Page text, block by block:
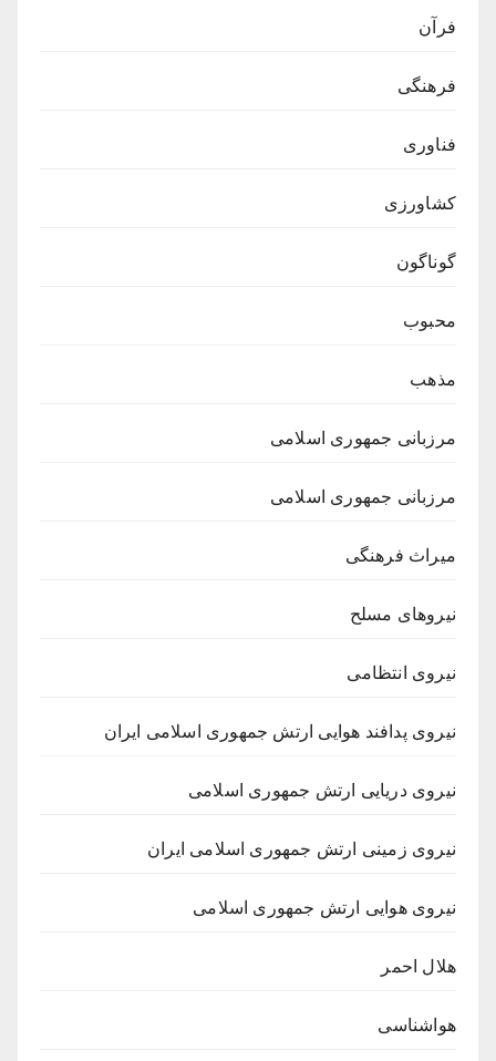
فرآن
فرهنگی
فناوری
کشاورزی
گوناگون
محبوب
مذهب
مرزبانی جمهوری اسلامی
مرزبانی جمهوری اسلامی
میراث فرهنگی
نیروهای مسلح
نیروی انتظامی
نیروی پدافند هوایی ارتش جمهوری اسلامی ایران
نیروی دریایی ارتش جمهوری اسلامی
نیروی زمینی ارتش جمهوری اسلامی ایران
نیروی هوایی ارتش جمهوری اسلامی
هلال احمر
هواشناسی